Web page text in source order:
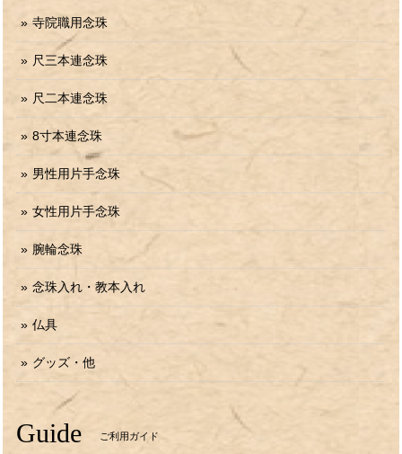
寺院職用念珠
尺三本連念珠
尺二本連念珠
8寸本連念珠
男性用片手念珠
女性用片手念珠
腕輪念珠
念珠入れ・教本入れ
仏具
グッズ・他
Guide ご利用ガイド